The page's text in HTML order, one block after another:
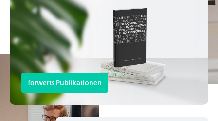
forwerts Publikationen